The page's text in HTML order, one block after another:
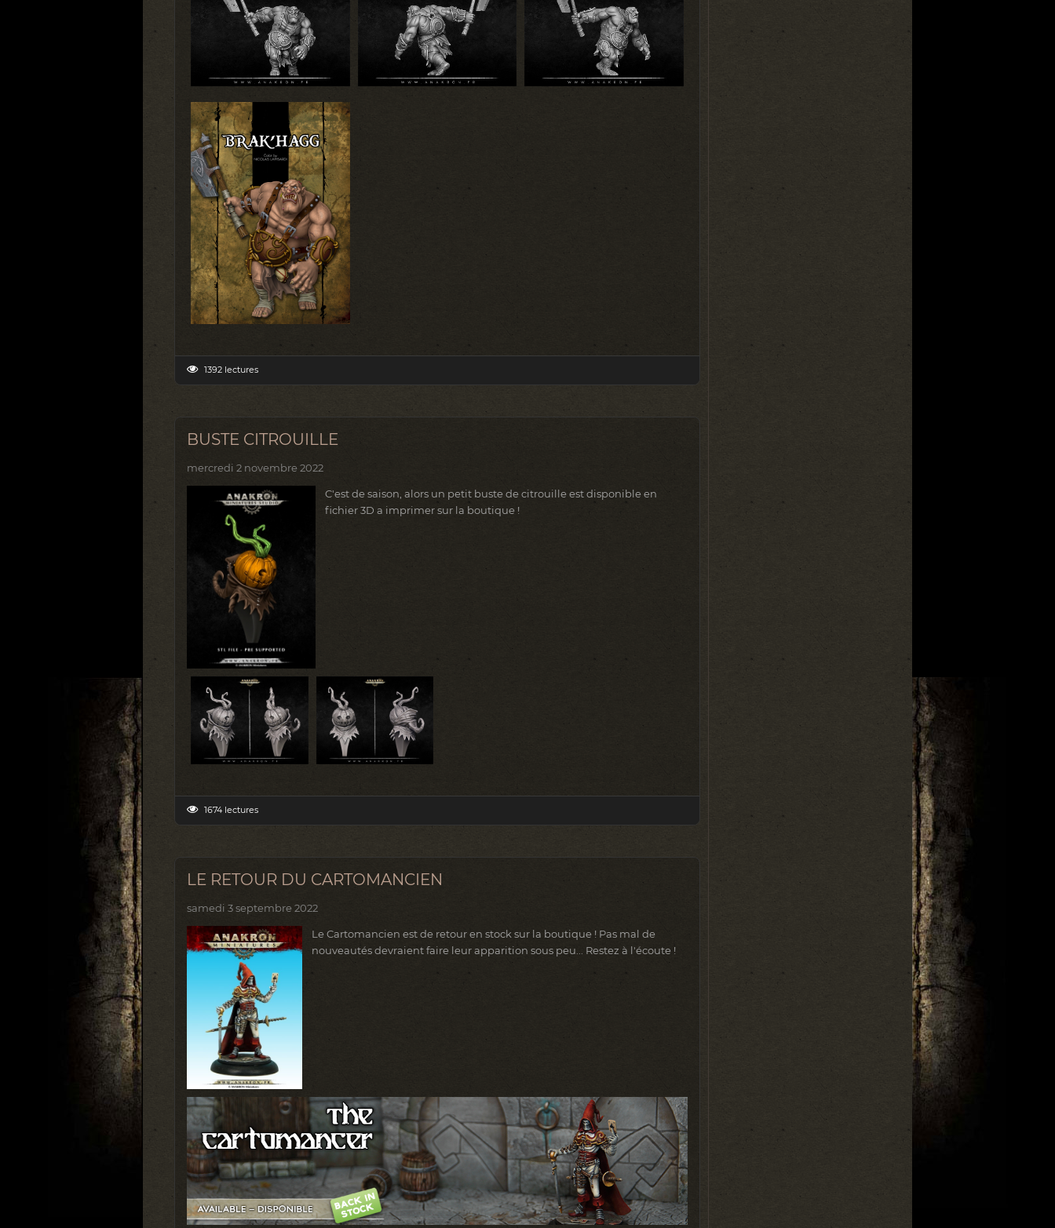
1392 lectures
BUSTE CITROUILLE
mercredi 2 novembre 2022
C'est de saison, alors un petit buste de citrouille est disponible en
fichier 3D a imprimer sur la boutique !
1674 lectures
LE RETOUR DU CARTOMANCIEN
samedi 3 septembre 2022
Le Cartomancien est de retour en stock sur la boutique ! Pas mal de
nouveautés devraient faire leur apparition sous peu... Restez à l'écoute !